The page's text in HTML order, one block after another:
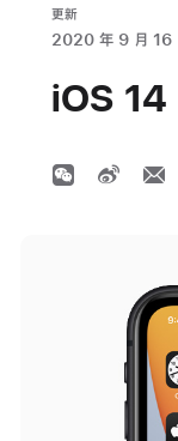
更新
2020 年 9 月 16
iOS 14